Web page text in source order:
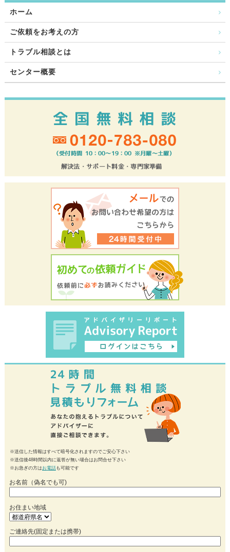
ホーム
ご依頼をお考えの方
トラブル相談とは
センター概要
※送信した情報はすべて暗号化されますのでご安心下さい
※送信後48時間以内に返答が無い場合はお問合せ下さい
※お急ぎの方はお電話も可能です
お名前（偽名でも可)
お住まい地域
ご連絡先(固定または携帯)